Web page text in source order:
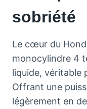
sobriété
Le cœur du
monocylindre 4
liquide, véritable
Offrant une
légèrement en